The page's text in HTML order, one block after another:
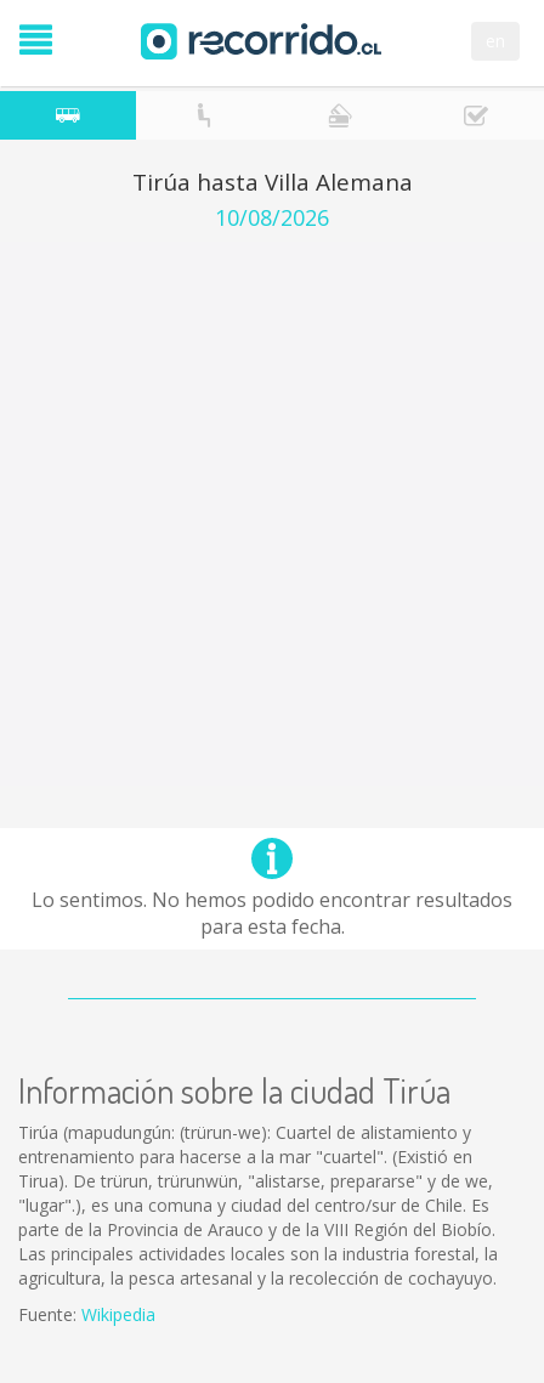
Tirúa hasta Villa Alemana
10/08/2026
Lo sentimos. No hemos podido encontrar resultados
para esta fecha.
Información sobre la ciudad Tirúa
Tirúa (mapudungún: (trürun-we): Cuartel de alistamiento y
entrenamiento para hacerse a la mar "cuartel". (Existió en
Tirua). De trürun, trürunwün, "alistarse, prepararse" y de we,
"lugar".), es una comuna y ciudad del centro/sur de Chile. Es
parte de la Provincia de Arauco y de la VIII Región del Biobío.
Las principales actividades locales son la industria forestal, la
agricultura, la pesca artesanal y la recolección de cochayuyo.
Fuente: Wikipedia